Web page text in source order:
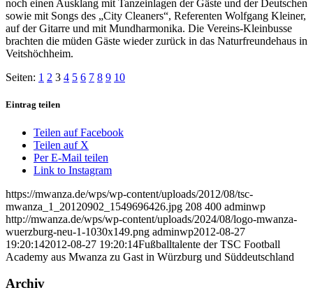
noch einen Ausklang mit Tanzeinlagen der Gäste und der Deutschen
sowie mit Songs des „City Cleaners“, Referenten Wolfgang Kleiner,
auf der Gitarre und mit Mundharmonika. Die Vereins-Kleinbusse
brachten die müden Gäste wieder zurück in das Naturfreundehaus in
Veitshöchheim.
Seiten: 1 2 3 4 5 6 7 8 9 10
Eintrag teilen
Teilen auf Facebook
Teilen auf X
Per E-Mail teilen
Link to Instagram
https://mwanza.de/wps/wp-content/uploads/2012/08/tsc-
mwanza_1_20120902_1549696426.jpg 208 400 adminwp
http://mwanza.de/wps/wp-content/uploads/2024/08/logo-mwanza-
wuerzburg-neu-1-1030x149.png adminwp2012-08-27
19:20:142012-08-27 19:20:14Fußballtalente der TSC Football
Academy aus Mwanza zu Gast in Würzburg und Süddeutschland
Archiv